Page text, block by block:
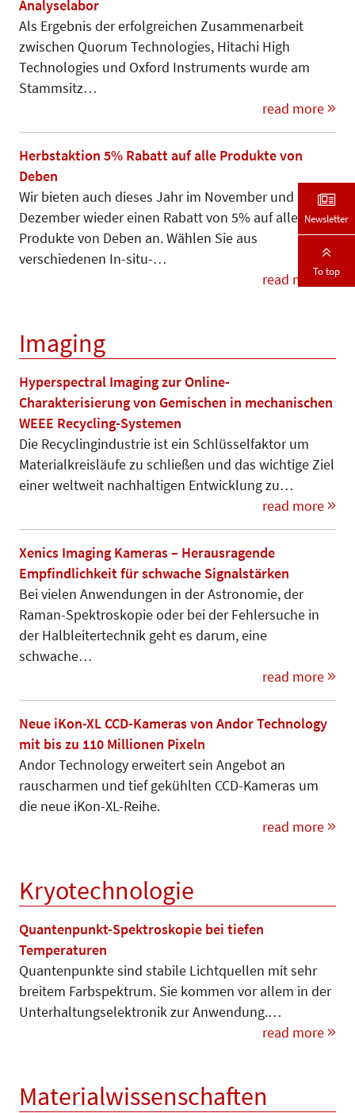
Analyselabor
Als Ergebnis der erfolgreichen Zu­sam­menarbeit
zwischen Quorum Tech­nologies, Hitachi High
Techno­lo­­­gies und Oxford Instruments wurde am
Stammsitz…
read more
Herbstaktion 5% Rabatt auf alle Produkte von
Deben
Wir bieten auch dieses Jahr im November und
Dezember wieder einen Rabatt von 5% auf alle
Produkte von Deben an. Wählen Sie aus
verschiedenen In-situ-…
read more
Imaging
Hyperspectral Imaging zur Online-
Charakterisierung von Gemischen in mechanischen
WEEE Recycling-Systemen
Die Recyclingindustrie ist ein Schlüssel­faktor um
Materialkreisläufe zu schließen und das wichtige Ziel
einer weltweit nachhaltigen Entwicklung zu…
read more
Xenics Imaging Kameras – Herausragende
Empfindlichkeit für schwache Signalstärken
Bei vielen Anwendungen in der Astro­nomie, der
Raman-Spektro­sko­pie oder bei der Fehler­suche in
der Halb­leitertechnik geht es darum, eine
schwache…
read more
Neue iKon-XL CCD-Kameras von Andor Technology
mit bis zu 110 Millionen Pixeln
Andor Technology erweitert sein Angebot an
rauscharmen und tief gekühlten CCD-Kameras um
die neue iKon-XL-Reihe.
read more
Kryotechnologie
Quantenpunkt-Spektroskopie bei tiefen
Temperaturen
Quantenpunkte sind stabile Lichtquel­len mit sehr
breitem Farb­spektrum. Sie kommen vor allem in der
Unter­hal­tungselektronik zur An­wen­dung.…
read more
Materialwissenschaften
Newsletter
To top